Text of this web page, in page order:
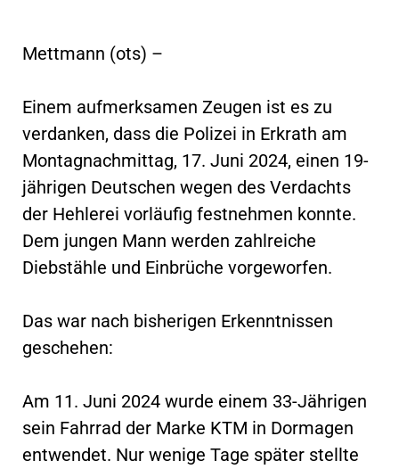
Mettmann (ots) –
Einem aufmerksamen Zeugen ist es zu
verdanken, dass die Polizei in Erkrath am
Montagnachmittag, 17. Juni 2024, einen 19-
jährigen Deutschen wegen des Verdachts
der Hehlerei vorläufig festnehmen konnte.
Dem jungen Mann werden zahlreiche
Diebstähle und Einbrüche vorgeworfen.
Das war nach bisherigen Erkenntnissen
geschehen:
Am 11. Juni 2024 wurde einem 33-Jährigen
sein Fahrrad der Marke KTM in Dormagen
entwendet. Nur wenige Tage später stellte